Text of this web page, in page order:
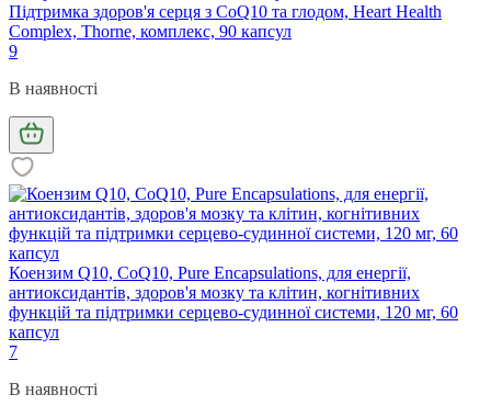
Підтримка здоров'я серця з CoQ10 та глодом, Heart Health
Complex, Thorne, комплекс, 90 капсул
9
В наявності
Коензим Q10, CoQ10, Pure Encapsulations, для енергії,
антиоксидантів, здоров'я мозку та клітин, когнітивних
функцій та підтримки серцево-судинної системи, 120 мг, 60
капсул
7
В наявності